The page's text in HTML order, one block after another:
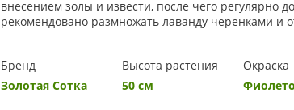
внесением золы и извести, после чего регулярно
рекомендовано размножать лаванду черенками и
Бренд
Золотая Сотка
Высота растения
50 см
Окраска